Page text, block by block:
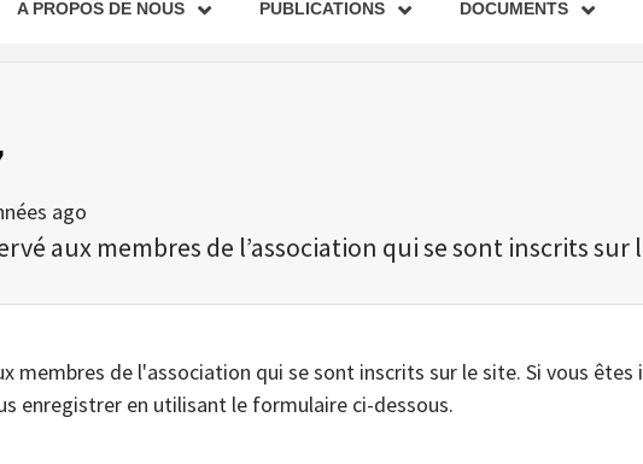
A PROPOS DE NOUS PUBLICATIONS DOCUMENTS
ago
aux membres de l’association qui se sont inscrits sur
membres de l'association qui se sont inscrits sur le site. Si vous
enregistrer en utilisant le formulaire ci-dessous.